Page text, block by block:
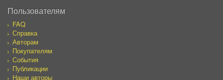
Пользователям
FAQ
Справка
Авторам
Покупателям
События
Публикации
Наши авторы